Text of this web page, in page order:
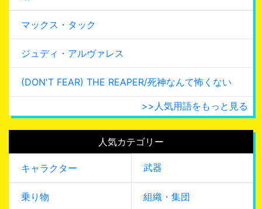
マックス・タック
ジュディ・アルヴァレス
(DON'T FEAR) THE REAPER/死神なんて怖くない
>>人気用語をもっと見る
人気カテゴリー
キャラクター 武器
乗り物 組織・集団